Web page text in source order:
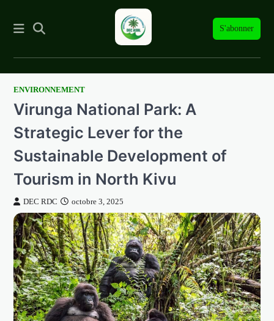
S'abonner
SkipENVIRONNEMENT
Virunga National Park: A
Strategic Lever for the
Sustainable Development of
Tourism in North Kivu
DEC RDC octobre 3, 2025